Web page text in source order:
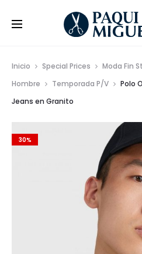
Inicio Special Prices Moda Fin
Hombre
Temporada P/V
Polo
Jeans en Granito
30%